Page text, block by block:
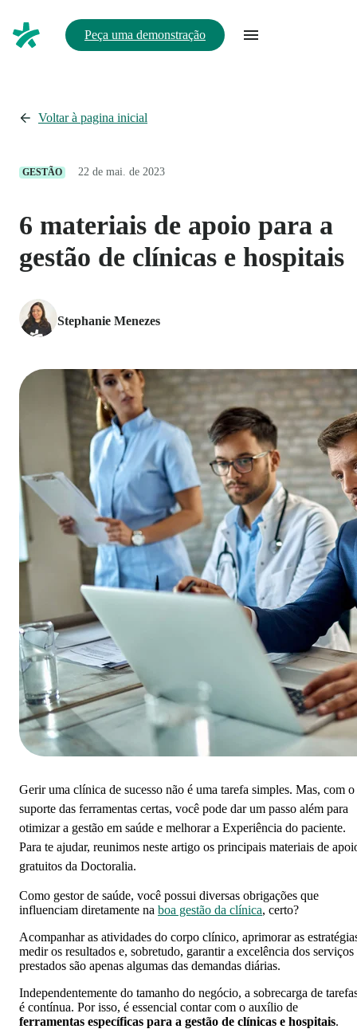
Peça uma demonstração
Voltar à pagina inicial
GESTÃO 22 de mai. de 2023
6 materiais de apoio para a
gestão de clínicas e hospitais
Stephanie Menezes
Gerir uma clínica de sucesso não é uma tarefa simples. Mas, com o
suporte das ferramentas certas, você pode dar um passo além para
otimizar a gestão em saúde e melhorar a Experiência do paciente.
Para te ajudar, reunimos neste artigo os principais materiais de
gratuitos da Doctoralia.
Como gestor de saúde, você possui diversas obrigações que
influenciam diretamente na boa gestão da clínica, certo?
Acompanhar as atividades do corpo clínico, aprimorar as
medir os resultados e, sobretudo, garantir a excelência dos serviços
prestados são apenas algumas das demandas diárias.
Independentemente do tamanho do negócio, a sobrecarga de
é contínua. Por isso, é essencial contar com o auxílio de
ferramentas específicas para a gestão de clínicas e hospitais.